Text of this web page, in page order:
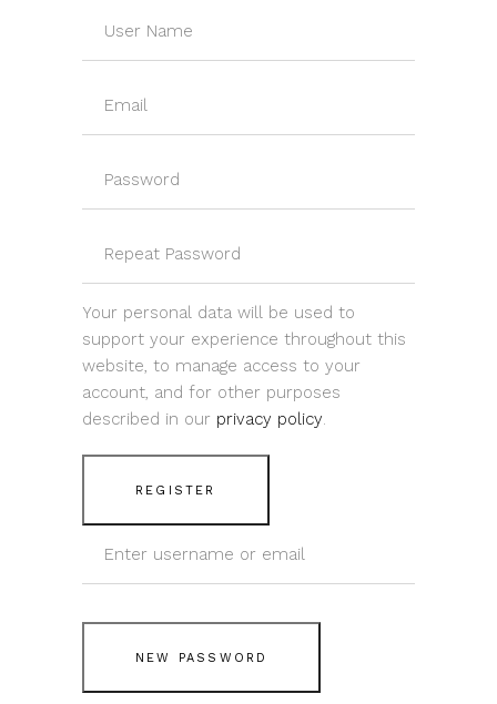
Your personal data will be used to
support your experience throughout this
website, to manage access to your
account, and for other purposes
described in our privacy policy.
REGISTER
NEW PASSWORD